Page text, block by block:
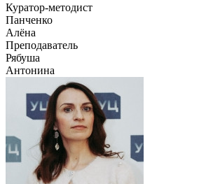
Куратор-методист
Панченко
Алёна
Преподаватель
Рябуша
Антонина